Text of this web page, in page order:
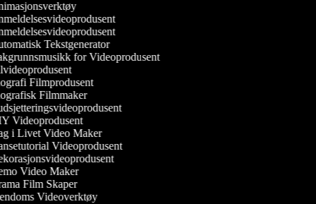
Tekstgenerator
for Videoprodusent
Filmprodusent
Filmmaker
Videoprodusent
i Livet Video Maker
Videoprodusent
Video Maker
Film Skaper
Videoverktøy